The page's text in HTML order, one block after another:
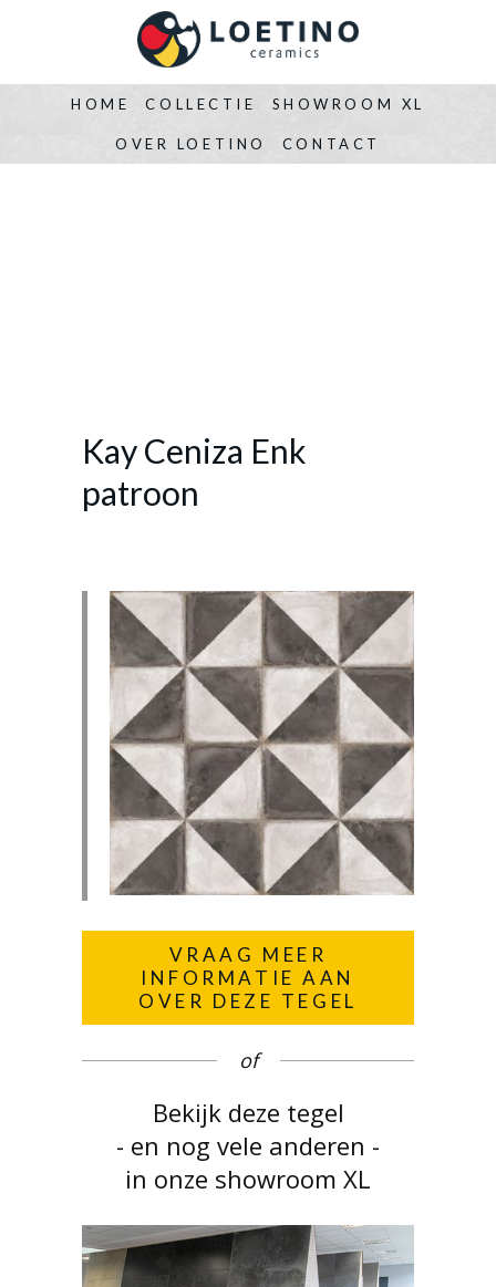
HOME COLLECTIE SHOWROOM XL
OVER LOETINO CONTACT
Kay Ceniza Enk
patroon
VRAAG MEER
INFORMATIE AAN
OVER DEZE TEGEL
of
Bekijk deze tegel
- en nog vele anderen -
in onze showroom XL